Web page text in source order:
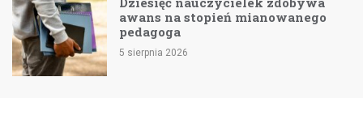
awans na stopień mianowanego
pedagoga
5 sierpnia 2026